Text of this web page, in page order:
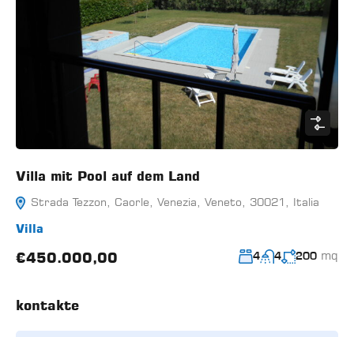
Villa mit Pool auf dem Land
Strada Tezzon, Caorle, Venezia, Veneto, 30021, Italia
Villa
€450.000,00 4 4 200 mq
kontakte